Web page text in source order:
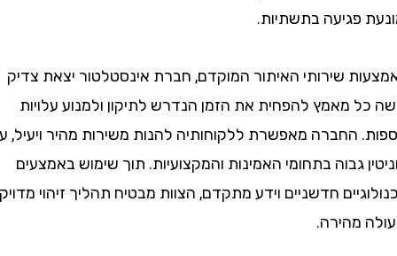
פגיעה בתשתיות.
שירותי האיתור המוקדם, חברת אינסטלטור יצאת צדיק
מאמץ להפחית את הזמן הנדרש לתיקון ולמנוע עלויות
החברה מאפשרת ללקוחותיה להנות משירות מהיר ויעיל, עם
גבוה בתחומי האמינות והמקצועיות. תוך שימוש באמצעים
חדשניים וידע מתקדם, הצוות מבטיח תהליך זיהוי מדויק
מהירה.